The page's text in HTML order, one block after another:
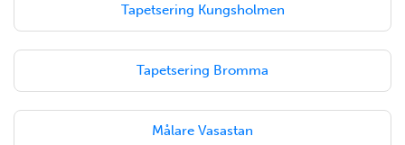
Tapetsering Kungsholmen
Tapetsering Bromma
Målare Vasastan